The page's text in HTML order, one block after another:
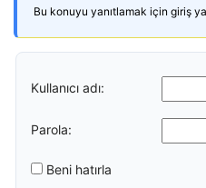
Bu konuyu yanıtlamak için giriş
Kullanıcı adı:
Parola:
Beni hatırla